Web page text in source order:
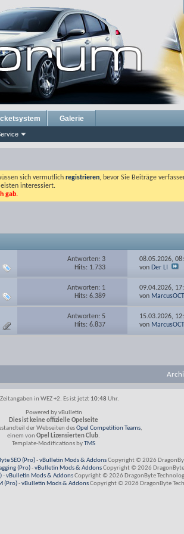
Galerie
sich vermutlich registrieren, bevor Sie Beiträge
interessiert.
gab.
Antworten: 3
Hits: 1.733
08.05.2026,
vonDer LI
Antworten: 1
Hits: 6.389
09.04.2026,
von MarcusOCT
Antworten: 5
Hits: 6.837
15.03.2026,
von MarcusOCT
in WEZ +2. Es ist jetzt 10:48 Uhr.
Powered by vBulletin
Dies ist keine offizielle Opelseite
der Webseiten desOpel Competition Teams,
einem von Opel Lizensierten Club.
Template-Modifications byTMS
SEO (Pro)-vBulletin Mods & AddonsCopyright © 2026
(Pro)-vBulletin Mods & AddonsCopyright © 2026
-vBulletin Mods & AddonsCopyright © 2026 DragonByte
(Pro)-vBulletin Mods & AddonsCopyright © 2026 DragonByte